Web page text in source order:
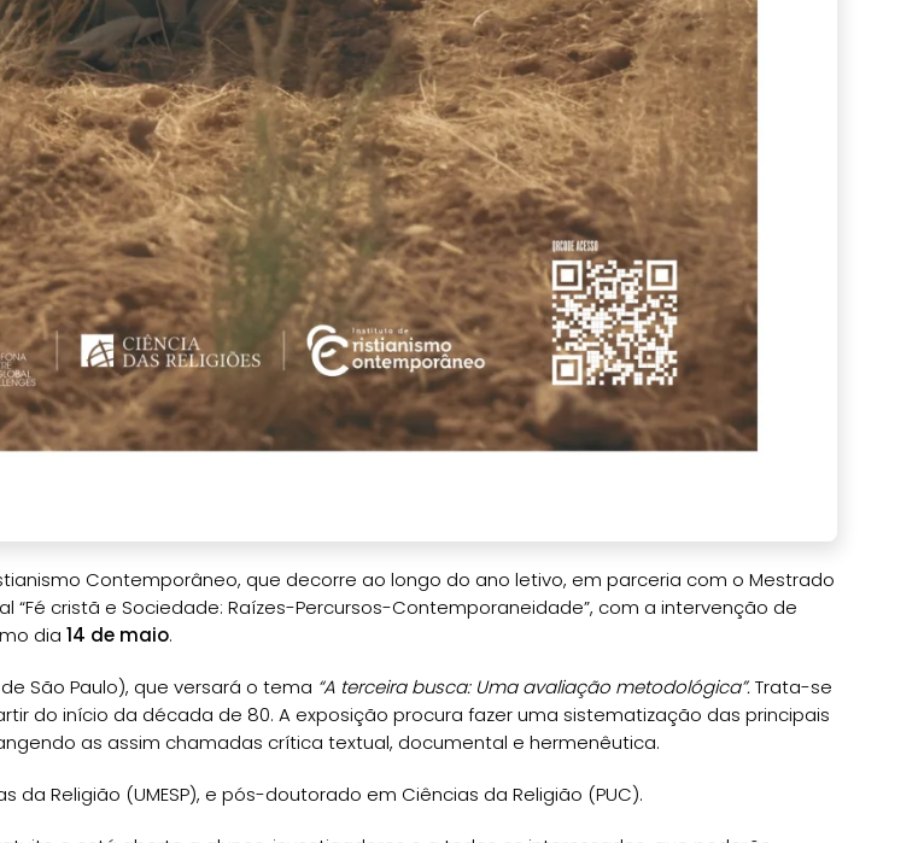
Contemporâneo, que decorre ao longo do ano letivo, em parceria com o Mestrado
“Fé cristã e Sociedade: Raízes-Percursos-Contemporaneidade”, com a intervenção de
dia 14 de maio.
São Paulo), que versará o tema “A terceira busca: Uma avaliação metodológica”.Trata-se
do início da década de 80. A exposição procura fazer uma sistematização das principais
as assim chamadas crítica textual, documental e hermenêutica.
Religião (UMESP), e pós-doutorado em Ciências da Religião (PUC).